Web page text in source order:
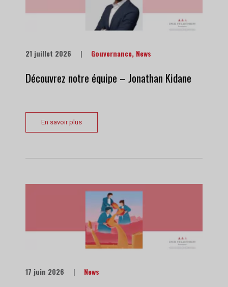
21 juillet 2026 | Gouvernance, News
Découvrez notre équipe – Jonathan Kidane
En savoir plus
17 juin 2026 | News